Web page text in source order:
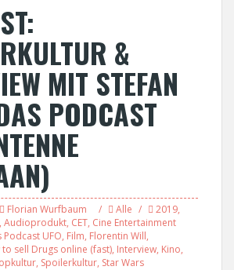
&
MIT STEFAN
PODCAST
Florian Wurfbaum Alle 2019,
, Audioprodukt, CET, Cine Entertainment
Podcast UFO, Film, Florentin Will,
to sell Drugs online (fast), Interview, Kino,
, Spoilerkultur, Star Wars